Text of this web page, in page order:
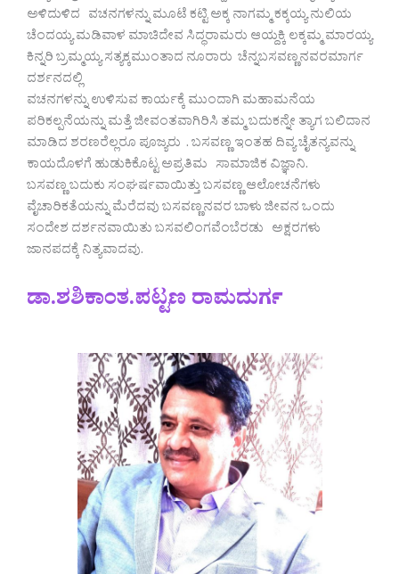
ಅಳಿದುಳಿದ ವಚನಗಳನ್ನು ಮೂಟೆ ಕಟ್ಟಿ ಅಕ್ಕ ನಾಗಮ್ಮ ಕಕ್ಕಯ್ಯ ನುಲಿಯ
ಚೆಂದಯ್ಯ ಮಡಿವಾಳ ಮಾಚಿದೇವ ಸಿದ್ಧರಾಮರು ಆಯ್ದಕ್ಕಿ ಲಕ್ಕಮ್ಮ ಮಾರಯ್ಯ
ಕಿನ್ನರಿ ಬ್ರಮ್ಮಯ್ಯ ಸತ್ಯಕ್ಕಮುಂತಾದ ನೂರಾರು ಚೆನ್ನಬಸವಣ್ಣನವರಮಾರ್ಗ
ದರ್ಶನದಲ್ಲಿ
ವಚನಗಳನ್ನು ಉಳಿಸುವ ಕಾರ್ಯಕ್ಕೆ ಮುಂದಾಗಿ ಮಹಾಮನೆಯ
ಪರಿಕಲ್ಪನೆಯನ್ನು ಮತ್ತೆ ಜೀವಂತವಾಗಿರಿಸಿ ತಮ್ಮ ಬದುಕನ್ನೇ ತ್ಯಾಗ ಬಲಿದಾನ
ಮಾಡಿದ ಶರಣರೆಲ್ಲರೂ ಪೂಜ್ಯರು . ಬಸವಣ್ಣ ಇಂತಹ ದಿವ್ಯ ಚೈತನ್ಯವನ್ನು
ಕಾಯದೊಳಗೆ ಹುಡುಕಿಕೊಟ್ಟ ಅಪ್ರತಿಮ ಸಾಮಾಜಿಕ ವಿಜ್ಞಾನಿ.
ಬಸವಣ್ಣ ಬದುಕು ಸಂಘರ್ಷವಾಯಿತ್ತು ಬಸವಣ್ಣ ಆಲೋಚನೆಗಳು
ವೈಚಾರಿಕತೆಯನ್ನು ಮೆರೆದವು ಬಸವಣ್ಣನವರ ಬಾಳು ಜೀವನ ಒಂದು
ಸಂದೇಶ ದರ್ಶನವಾಯಿತು ಬಸವಲಿಂಗವೆಂಬೆರಡು ಅಕ್ಷರಗಳು
ಜಾನಪದಕ್ಕೆ ನಿತ್ಯವಾದವು.
ಡಾ.ಶಶಿಕಾಂತ.ಪಟ್ಟಣ ರಾಮದುರ್ಗ